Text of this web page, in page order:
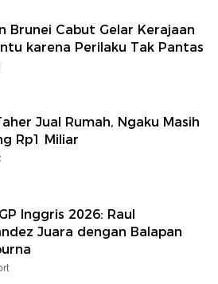
Brunei Cabut Gelar Kerajaan
karena Perilaku Tak Pantas
Jual Rumah, Ngaku Masih
Rp1 Miliar
Inggris 2026: Raul
Juara dengan Balapan